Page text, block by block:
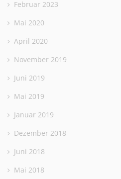
Februar 2023
Mai 2020
April 2020
November 2019
Juni 2019
Mai 2019
Januar 2019
Dezember 2018
Juni 2018
Mai 2018